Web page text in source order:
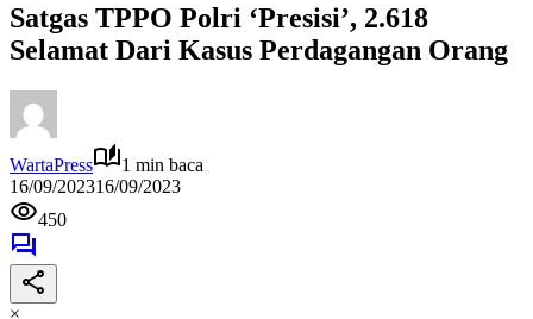
Satgas TPPO Polri ‘Presisi’, 2.618
Selamat Dari Kasus Perdagangan Orang
WartaPress
1 min baca
16/09/202316/09/2023
450
×